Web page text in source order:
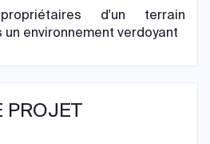
d'un terrain
environnement verdoyant
PROJET